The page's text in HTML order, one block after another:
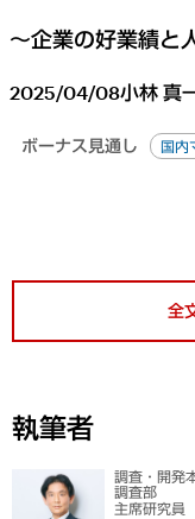
～企業の好業績と
2025/04/08小林 真
ボーナス見通し 国内
全
執筆者
調査・開発
調査部
主席研究員